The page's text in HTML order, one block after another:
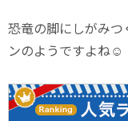
恐竜の脚にしがみ
ンのようですよね☺